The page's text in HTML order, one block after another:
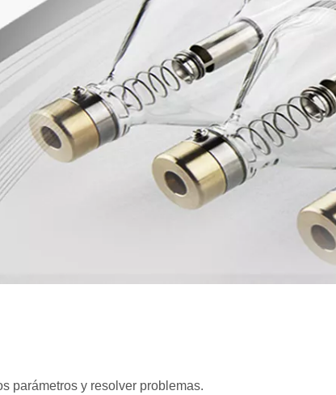
parámetros y resolver problemas.